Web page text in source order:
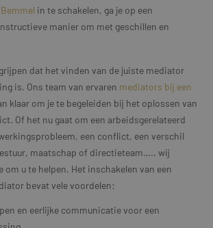
in te schakelen, ga je op een
manier om met geschillen en
dat het vinden van de juiste mediator
is. Ons team van ervaren mediators bij een
klaar om je te begeleiden bij het oplossen van
Of het nu gaat om een arbeidsgerelateerd
een conflict, een verschil
maatschap of directieteam….. wij
om u te helpen. Het inschakelen van een
bevat vele voordelen:
en eerlijke communicatie voor een